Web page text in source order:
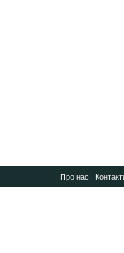
Про нас |